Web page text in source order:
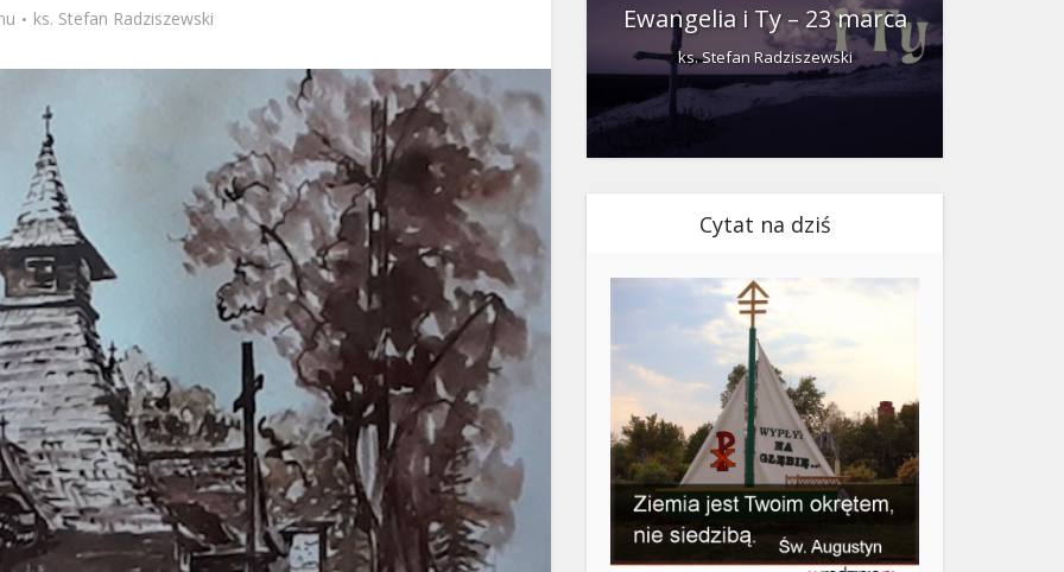
ks. Stefan Radziszewski
i Ty – 29 grudnia Ewangelia i Ty – 23 marca
ks. Stefan Radziszewski
Cytat na dziś